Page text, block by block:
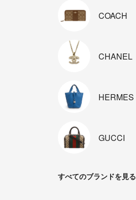
COACH
CHANEL
HERMES
GUCCI
すべてのブランドを見る